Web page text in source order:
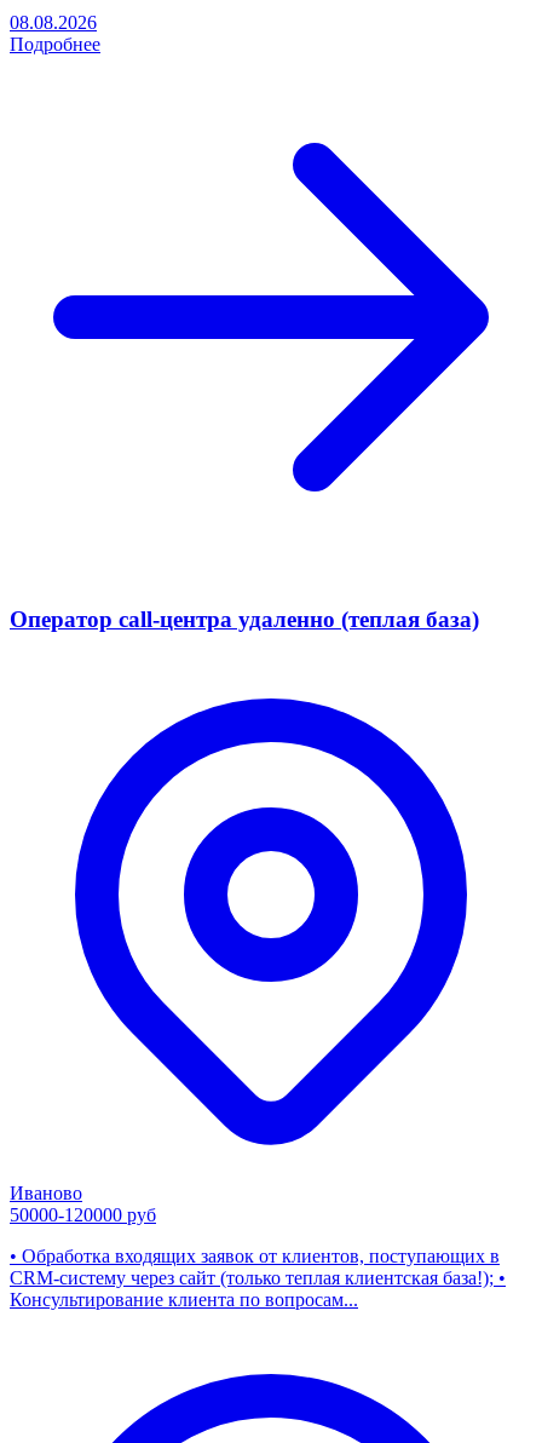
08.08.2026
Подробнее
Оператор call-центра удаленно (теплая база)
Иваново
50000-120000 руб
• Обработка входящих заявок от клиентов, поступающих в
CRM-систему через сайт (только теплая клиентская база!); •
Консультирование клиента по вопросам...